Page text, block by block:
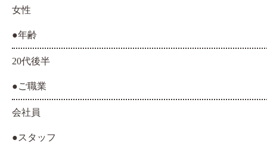
女性
●年齢
20代後半
●ご職業
会社員
●スタッフ